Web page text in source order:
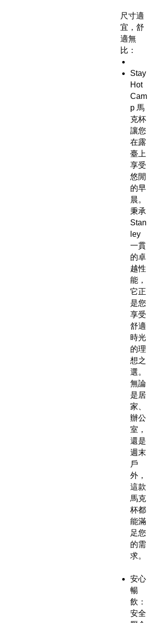
尺寸適
宜，舒
適無
比：
Stay
Hot
Cam
p 馬
克杯
讓您
在露
臺上
享受
悠閒
的早
晨。
秉承
Stan
ley
一貫
的卓
越性
能，
它正
是您
享受
舒適
時光
的理
想之
選。
無論
是居
家、
辦公
室，
還是
週末
戶
外，
這款
馬克
杯都
能滿
足您
的需
求。
安心
暢
飲：
安全